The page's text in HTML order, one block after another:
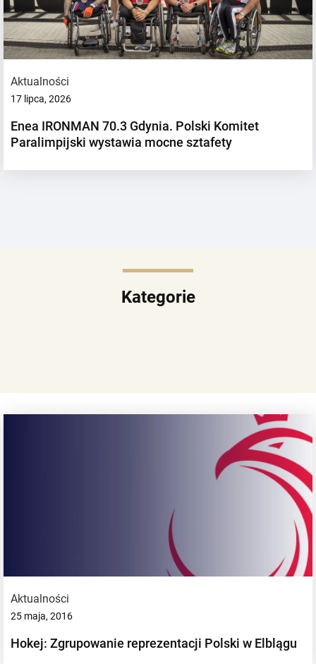
Aktualności
17 lipca, 2026
Enea IRONMAN 70.3 Gdynia. Polski Komitet
Paralimpijski wystawia mocne sztafety
Kategorie
Aktualności
25 maja, 2016
Hokej: Zgrupowanie reprezentacji Polski w Elblągu